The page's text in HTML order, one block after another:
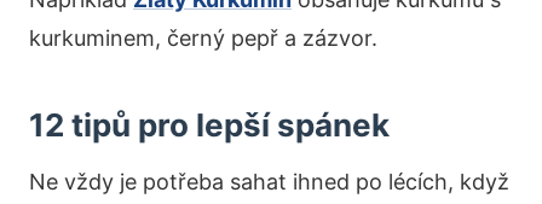
kurkuminem, černý pepř a zázvor.
12 tipů pro lepší spánek
Ne vždy je potřeba sahat ihned po lécích, když